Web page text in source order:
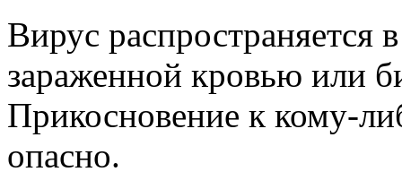
Вирус распространяется в
зараженной кровью или
Прикосновение к кому-
опасно.